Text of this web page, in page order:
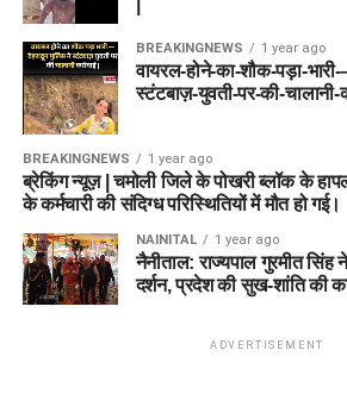
BREAKINGNEWS 1 year ago
वायरल-होने-का-शौक-पड़ा-
स्टंटबाज़-युवती-पर-की-चालानी-
BREAKINGNEWS 1 year ago
ब्रेकिंग न्यूज़ | चमोली जिले के पोखरी ब्लॉक के
के कर्मचारी की संदिग्ध परिस्थितियों में मौत हो गई।
NAINITAL 1 year ago
नैनीताल: राज्यपाल गुरमीत सिंह
दर्शन, प्रदेश की सुख-शांति की
ADVERTISEMENT